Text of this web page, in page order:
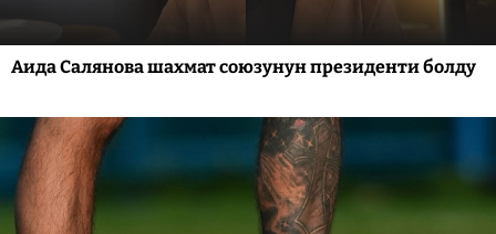
Аида Салянова шахмат союзунун президенти болду